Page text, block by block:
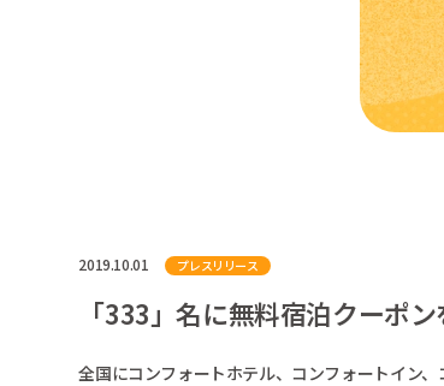
2019.10.01 プレスリリース
「333」名に無料宿泊クーポ
全国にコンフォートホテル、コンフォートイン